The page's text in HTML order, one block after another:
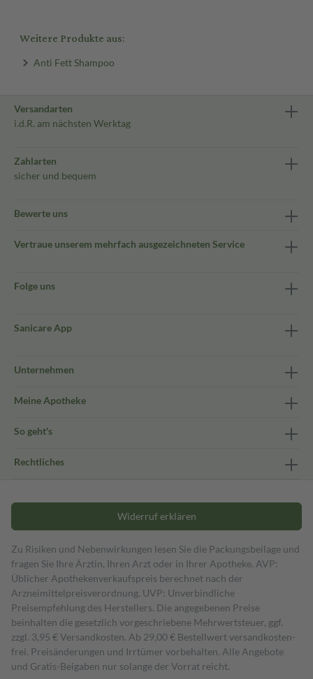
Weitere Produkte aus:
Anti Fett Shampoo
Versandarten
i.d.R. am nächsten Werktag
Zahlarten
sicher und bequem
Bewerte uns
Vertraue unserem mehrfach ausgezeichneten Service
Folge uns
Sanicare App
Unternehmen
Meine Apotheke
So geht's
Rechtliches
Widerruf erklären
Zu Risiken und Nebenwirkungen lesen Sie die Packungsbeilage und
fragen Sie Ihre Ärztin, Ihren Arzt oder in Ihrer Apotheke. AVP:
Üblicher Apothekenverkaufspreis berechnet nach der
Arzneimittelpreisverordnung. UVP: Unverbindliche
Preisempfehlung des Herstellers. Die angegebenen Preise
beinhalten die gesetzlich vorgeschriebene Mehrwertsteuer, ggf.
zzgl. 3,95 € Versandkosten. Ab 29,00 € Bestell­wert versand­kosten­
frei. Preisänderungen und Irrtümer vorbehalten. Alle Angebote
und Gratis-Beigaben nur solange der Vorrat reicht.